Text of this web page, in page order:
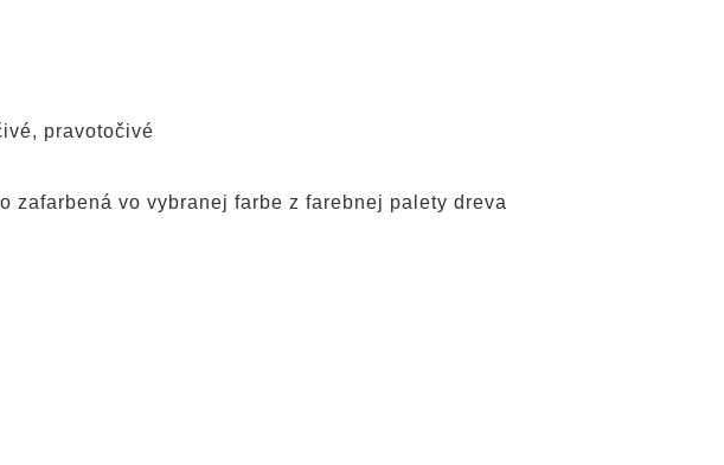
pravotočivé
zafarbená vo vybranej farbe z farebnej palety dreva